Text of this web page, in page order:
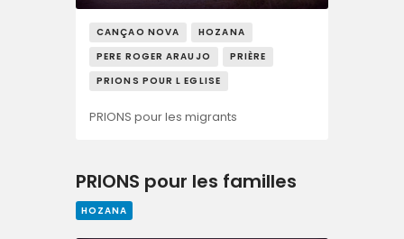
CANÇAO NOVA
HOZANA
PERE ROGER ARAUJO
PRIÈRE
PRIONS POUR L EGLISE
PRIONS pour les migrants
PRIONS pour les familles
HOZANA